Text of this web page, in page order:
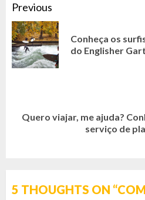
CONTINUE
READING
Previous
Conheça os
do Englisher
Next
Quero viajar, me ajuda?
serviço de
5 THOUGHTS ON “